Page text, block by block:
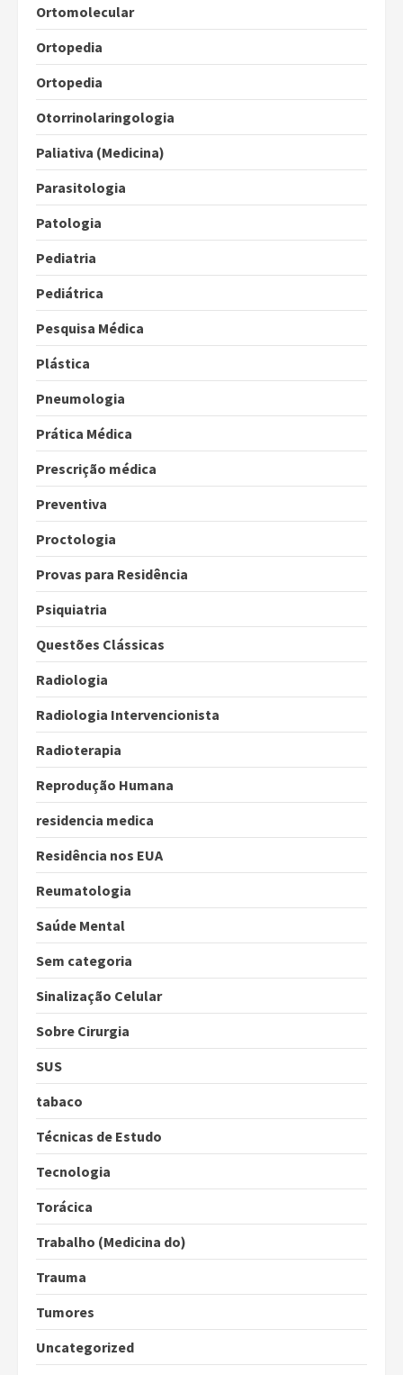
Ortomolecular
Ortopedia
Ortopedia
Otorrinolaringologia
Paliativa (Medicina)
Parasitologia
Patologia
Pediatria
Pediátrica
Pesquisa Médica
Plástica
Pneumologia
Prática Médica
Prescrição médica
Preventiva
Proctologia
Provas para Residência
Psiquiatria
Questões Clássicas
Radiologia
Radiologia Intervencionista
Radioterapia
Reprodução Humana
residencia medica
Residência nos EUA
Reumatologia
Saúde Mental
Sem categoria
Sinalização Celular
Sobre Cirurgia
SUS
tabaco
Técnicas de Estudo
Tecnologia
Torácica
Trabalho (Medicina do)
Trauma
Tumores
Uncategorized